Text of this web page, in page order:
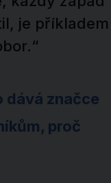
je příkladem
dává značce
proč